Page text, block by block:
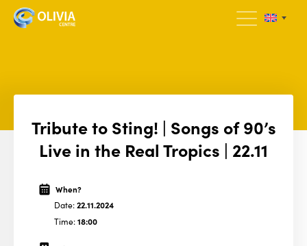
Tribute to Sting! | Songs of 90’s
Live in the Real Tropics | 22.11
When?
Date:22.11.2024
Time:18:00